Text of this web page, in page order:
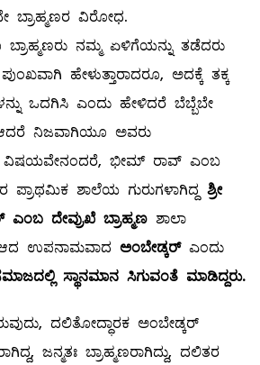
ಬ್ರಾಹ್ಮಣರ ವಿರೋಧ.
ನಮ್ಮ ಏಳಿಗೆಯನ್ನು ತಡೆದರು
ಹೇಳುತ್ತಾರಾದರೂ, ಅದಕ್ಕೆ ತಕ್ಕ
ಒದಗಿಸಿ ಎಂದು ಹೇಳಿದರೆ ಬೆಬ್ಬೆಬೇ
ಆದರೆ ನಿಜವಾಗಿಯೂ ಅವರು
ವಿಷಯವೇನಂದರೆ, ಭೀಮ್ ರಾವ್ ಎಂಬ
ಶಾಲೆಯ ಗುರುಗಳಾಗಿದ್ದ ಶ್ರೀ
ಎಂಬ ದೇವ್ರುಖೆ ಬ್ರಾಹ್ಮಣ ಶಾಲಾ
ಆದ ಉಪನಾಮವಾದ ಅಂಬೇಡ್ಕರ್ಎಂದು
ಸ್ಥಾನಮಾನ ಸಿಗುವಂತೆ ಮಾಡಿದ್ದರು.
ದಲಿತೋದ್ಧಾರಕ ಅಂಬೇಡ್ಕರ್
ಜನ್ಮತಃ ಬ್ರಾಹ್ಮಣರಾಗಿದ್ದು, ದಲಿತರ